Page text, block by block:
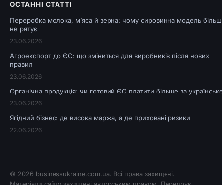
ОСТАННІ СТАТТІ
Переробка молока, м’яса й зерна: чому сировинна модель
не рятує
23.06.2026
Агроекспорт до ЄС: що зміниться для виробників після нових
правил
23.06.2026
Органічна продукція: чи готовий ЄС платити більше за
23.06.2026
Ягідний бізнес: де висока маржа, а де приховані ризики
22.06.2026
© 2026 businessukraine.com.ua. Всі права захищені.